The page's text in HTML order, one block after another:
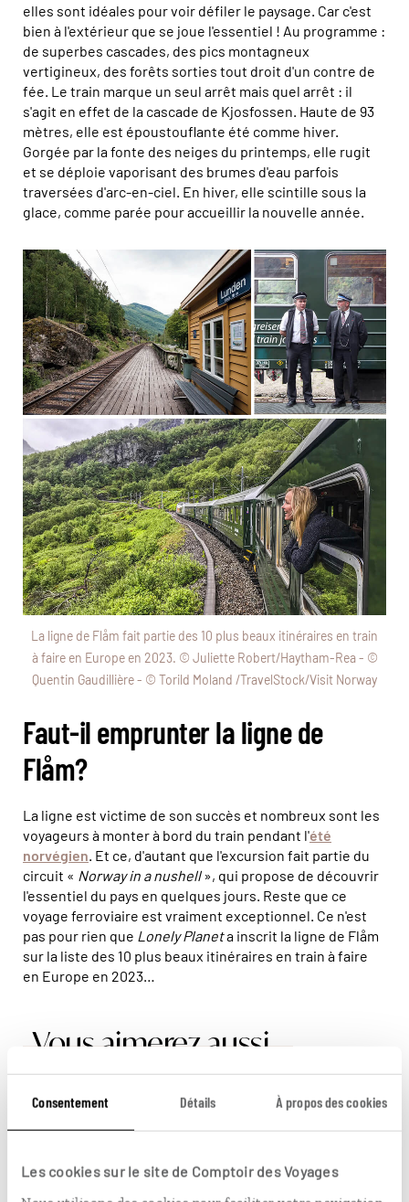
Consentement Détails À propos des cookies
Les cookies sur le site de Comptoir des Voyages
elles sont idéales pour voir défiler le paysage. Car c'est
bien à l'extérieur que se joue l'essentiel ! Au programme :
de superbes cascades, des pics montagneux
vertigineux, des forêts sorties tout droit d'un contre de
fée. Le train marque un seul arrêt mais quel arrêt : il
s'agit en effet de la cascade de Kjosfossen. Haute de 93
mètres, elle est époustouflante été comme hiver.
Gorgée par la fonte des neiges du printemps, elle rugit
et se déploie vaporisant des brumes d'eau parfois
traversées d'arc-en-ciel. En hiver, elle scintille sous la
glace, comme parée pour accueillir la nouvelle année.
La ligne de Flåm fait partie des 10 plus beaux itinéraires en train
à faire en Europe en 2023. © Juliette Robert/Haytham-Rea - ©
Quentin Gaudillière - © Torild Moland /TravelStock/Visit Norway
Faut-il emprunter la ligne de
Flåm?
La ligne est victime de son succès et nombreux sont les
voyageurs à monter à bord du train pendant l'été
norvégien. Et ce, d'autant que l'excursion fait partie du
circuit « Norway in a nushell», qui propose de découvrir
l'essentiel du pays en quelques jours. Reste que ce
voyage ferroviaire est vraiment exceptionnel. Ce n'est
pas pour rien que Lonely Planeta inscrit la ligne de Flåm
sur la liste des 10 plus beaux itinéraires en train à faire
en Europe en 2023…
Vous aimerez aussi...
© Ismaele Tortella/Visit Norway